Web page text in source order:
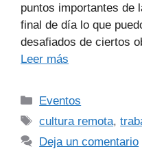
puntos importantes de
final de día lo que
desafiados de ciertos
Leer más
Eventos
cultura remota,
Deja un comentario